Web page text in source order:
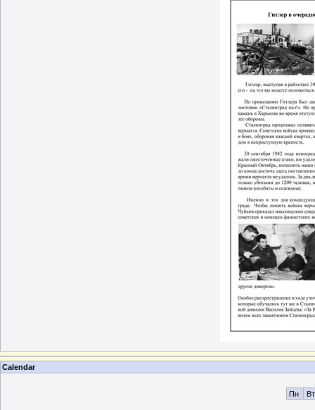
Calendar
Пн
Вт